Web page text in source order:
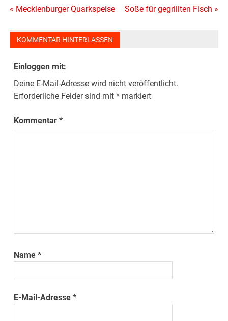
Beitragsnavigation
« Mecklenburger Quarkspeise Soße für gegrillten Fisch »
KOMMENTAR HINTERLASSEN
Einloggen mit:
Deine E-Mail-Adresse wird nicht veröffentlicht.
Erforderliche Felder sind mit* markiert
Kommentar*
Name*
E-Mail-Adresse*